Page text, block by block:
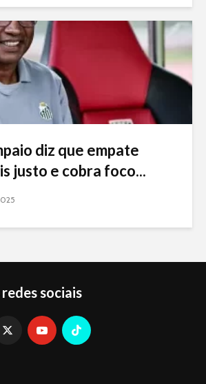
diz que empate
justo e cobra foco...
sociais